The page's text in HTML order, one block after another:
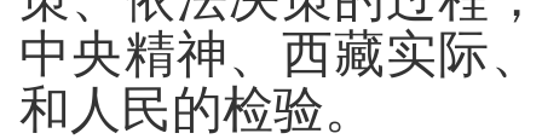
中央精神、西藏实际
和人民的检验。